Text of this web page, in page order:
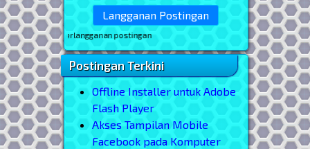
berlangganan postingan
Postingan Terkini
Offline Installer untuk Adobe
Flash Player
Akses Tampilan Mobile
Facebook pada Komputer